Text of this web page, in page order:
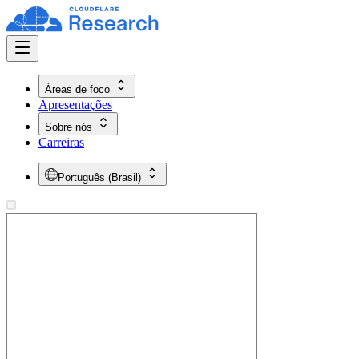
Áreas de foco
Apresentações
Sobre nós
Carreiras
Português (Brasil)